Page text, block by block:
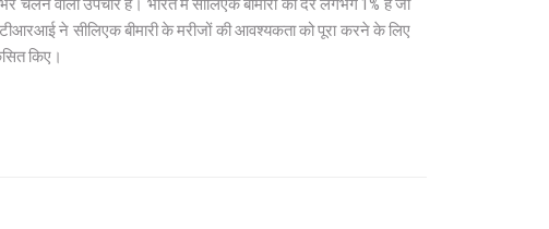
ने सीलिएक बीमारी के मरीजों की आवश्यकता को पूरा करने के लिए
किए।